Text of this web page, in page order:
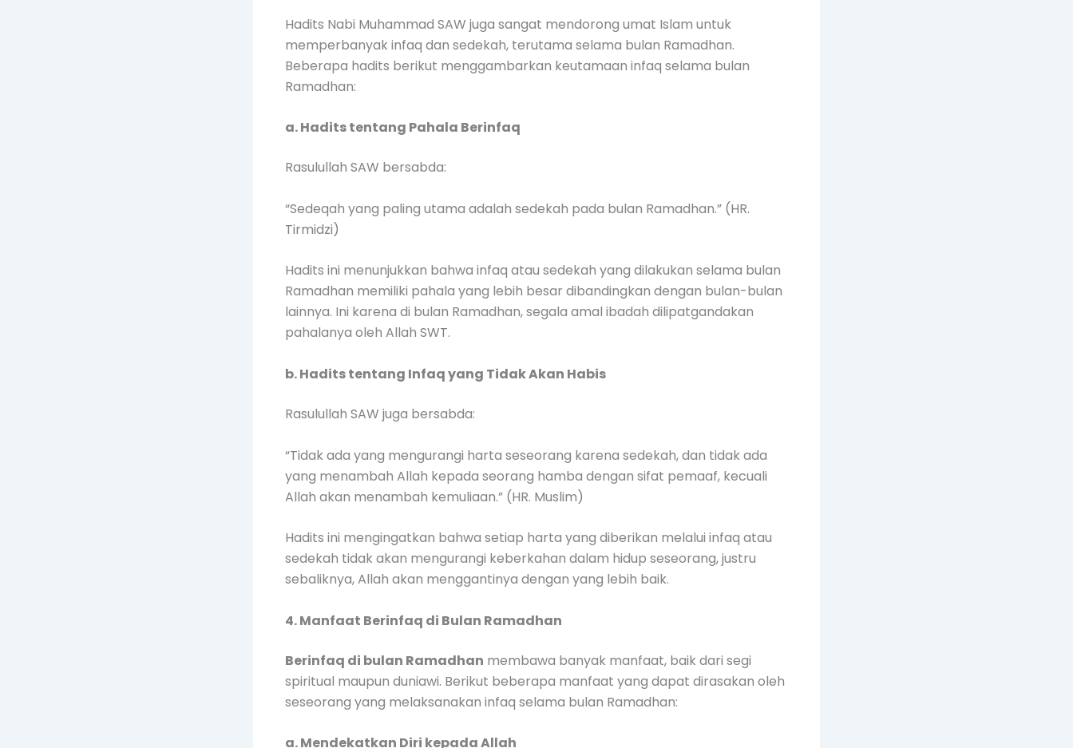
Hadits Nabi Muhammad SAW juga sangat mendorong umat Islam untuk
memperbanyak infaq dan sedekah, terutama selama bulan Ramadhan.
Beberapa hadits berikut menggambarkan keutamaan infaq selama bulan
Ramadhan:
a. Hadits tentang Pahala Berinfaq
Rasulullah SAW bersabda:
“Sedeqah yang paling utama adalah sedekah pada bulan Ramadhan.” (HR.
Tirmidzi)
Hadits ini menunjukkan bahwa infaq atau sedekah yang dilakukan selama bulan
Ramadhan memiliki pahala yang lebih besar dibandingkan dengan bulan-bulan
lainnya. Ini karena di bulan Ramadhan, segala amal ibadah dilipatgandakan
pahalanya oleh Allah SWT.
b. Hadits tentang Infaq yang Tidak Akan Habis
Rasulullah SAW juga bersabda:
“Tidak ada yang mengurangi harta seseorang karena sedekah, dan tidak ada
yang menambah Allah kepada seorang hamba dengan sifat pemaaf, kecuali
Allah akan menambah kemuliaan.” (HR. Muslim)
Hadits ini mengingatkan bahwa setiap harta yang diberikan melalui infaq atau
sedekah tidak akan mengurangi keberkahan dalam hidup seseorang, justru
sebaliknya, Allah akan menggantinya dengan yang lebih baik.
4. Manfaat Berinfaq di Bulan Ramadhan
Berinfaq di bulan Ramadhan membawa banyak manfaat, baik dari segi
spiritual maupun duniawi. Berikut beberapa manfaat yang dapat dirasakan oleh
seseorang yang melaksanakan infaq selama bulan Ramadhan:
a. Mendekatkan Diri kepada Allah